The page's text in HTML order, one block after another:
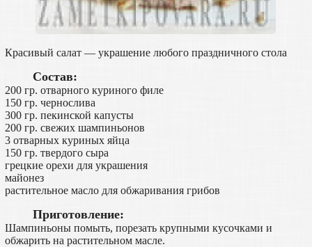
Красивый салат — украшение любого праздничного стола
Состав:
200 гр. отварного куриного филе
150 гр. чернослива
300 гр. пекинской капусты
200 гр. свежих шампиньонов
3 отварных куриных яйца
150 гр. твердого сыра
грецкие орехи для украшения
майонез
растительное масло для обжаривания грибов
Приготовление:
Шампиньоны помыть, порезать крупными кусочками и
обжарить на растительном масле.